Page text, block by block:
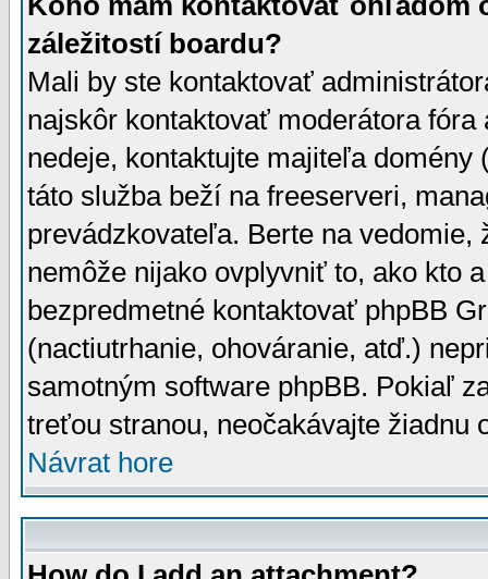
záležitostí boardu?
Mali by ste kontaktovať
najskôr kontaktovať moderátora
nedeje, kontaktujte majiteľa
táto služba beží na freeserveri,
prevádzkovateľa. Berte na vedomie,
nemôže nijako ovplyvniť to, ako kto
bezpredmetné kontaktovať phpBB
(nactiutrhanie, ohováranie, atď.)
samotným software phpBB. Pokiaľ
treťou stranou, neočakávajte žiadnu
Návrat hore